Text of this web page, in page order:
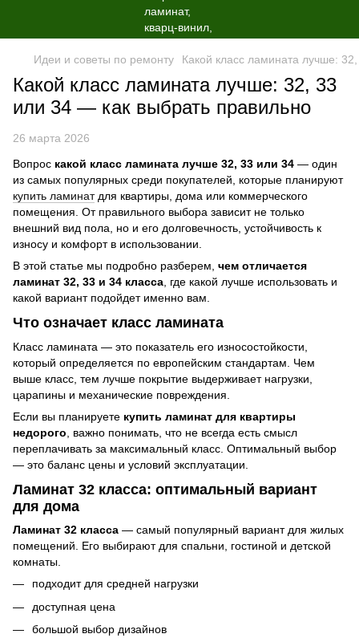
Идеи и советы по ремонту Какой класс ламината лучше:
Какой класс ламината лучше: 32, 33
или 34 — как выбрать правильно
26 марта 2026
Вопрос какой класс ламината лучше 32, 33 или 34 — один
из самых популярных среди покупателей, которые планируют
купить ламинатдля квартиры, дома или коммерческого
помещения. От правильного выбора зависит не только
внешний вид пола, но и его долговечность, устойчивость к
износу и комфорт в использовании.
В этой статье мы подробно разберем, чем отличается
ламинат 32, 33 и 34 класса , где какой лучше использовать и
какой вариант подойдет именно вам.
Что означает класс ламината
Класс ламината — это показатель его износостойкости,
который определяется по европейским стандартам. Чем
выше класс, тем лучше покрытие выдерживает нагрузки,
царапины и механические повреждения.
Если вы планируете купить ламинат для квартиры
недорого , важно понимать, что не всегда есть смысл
переплачивать за максимальный класс. Оптимальный выбор
— это баланс цены и условий эксплуатации.
Ламинат 32 класса: оптимальный вариант
для дома
Ламинат 32 класса — самый популярный вариант для жилых
помещений. Его выбирают для спальни, гостиной и детской
комнаты.
подходит для средней нагрузки
доступная цена
большой выбор дизайнов